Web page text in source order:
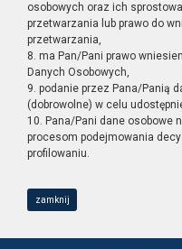
osobowych oraz ich
przetwarzania lub prawo do
przetwarzania,
8. ma Pan/Pani prawo
Danych Osobowych,
9. podanie przez Pana/Panią
(dobrowolne) w celu
10. Pana/Pani dane osobowe
procesom podejmowania
profilowaniu.
zamknij